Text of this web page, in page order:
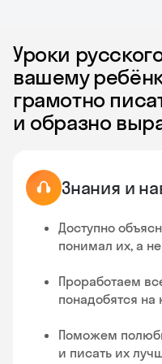
Уроки
вашему
грамотно
и образно
Знания и
Доступно
понимал их, а
Проработаем
понадобятся на
Поможем
и писать их